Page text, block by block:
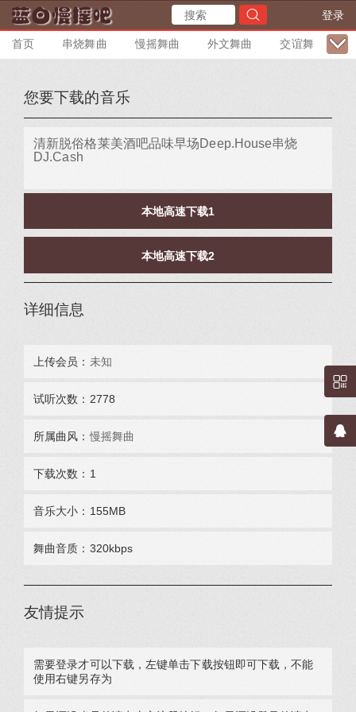
登录
首页 串烧舞曲 慢摇舞曲 外文舞曲 交谊舞曲
您要下载的音乐
清新脱俗格莱美酒吧品味早场Deep.House串烧
DJ.Cash
本地高速下载1
本地高速下载2
详细信息
上传会员： 未知
试听次数：2778
所属曲风：慢摇舞曲
下载次数：1
音乐大小：155MB
舞曲音质：‎320kbps
友情提示
需要登录才可以下载，左键单击下载按钮即可下载，不能
使用右键另存为